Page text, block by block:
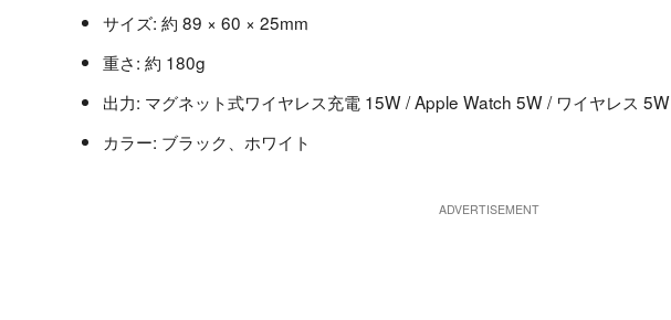
サイズ: 約 89 × 60 × 25mm
重さ: 約 180g
出力: マグネット式ワイヤレス充電 15W / Apple Watch 5W / ワイヤレス 5W
カラー: ブラック、ホワイト